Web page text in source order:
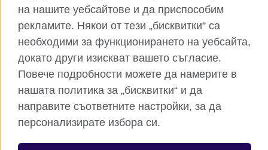
Глобален уебсайт на Британски съвет
Поверителност и условия за ползване
Бисквитки
Карта на сайта
© 2026 British Council
Британски съвет е международната организация на
Обединеното кралство за образователни възможности и
културни връзки. Ние сме регистрирани като организация с
на нашите уебсайтове и да приспособим
рекламите. Някои от тези „бисквитки“ са
необходими за функционирането на уебсайта,
докато други изискват вашето съгласие.
Повече подробности можете да намерите в
нашата политика за „бисквитки“ и да
направите съответните настройки, за да
персонализирате избора си.